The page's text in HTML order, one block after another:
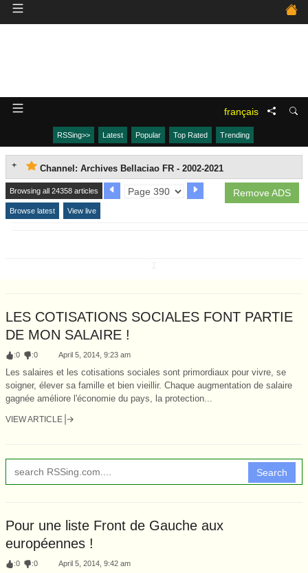
français
RSSing>> Latest Popular Top Rated Trending
Channel: Archives Bellaciao FR - 2002-2021
Remove ADS
Browsing all 24358 articles
Browse latest View live
LES COTISATIONS SOCIALES FONT PARTIE
DE MON SALAIRE !
:0 :0 April 5, 2014, 9:23 am
Les salaires et les cotisations sociales sont primordiaux pour vivre, se
soigner, élever sa famille et bien vieillir. Chaque augmentation de salaire
gagnée améliore l'économie du pays, la protection...
VIEW ARTICLE
Search
Pour une liste Front de Gauche aux
européennes !
:0 :0 April 5, 2014, 9:42 am